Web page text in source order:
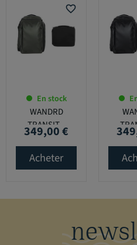
favorite_border
En stock
WANDRD
TRANSIT...
Prix
349,00 €
Acheter
Prix